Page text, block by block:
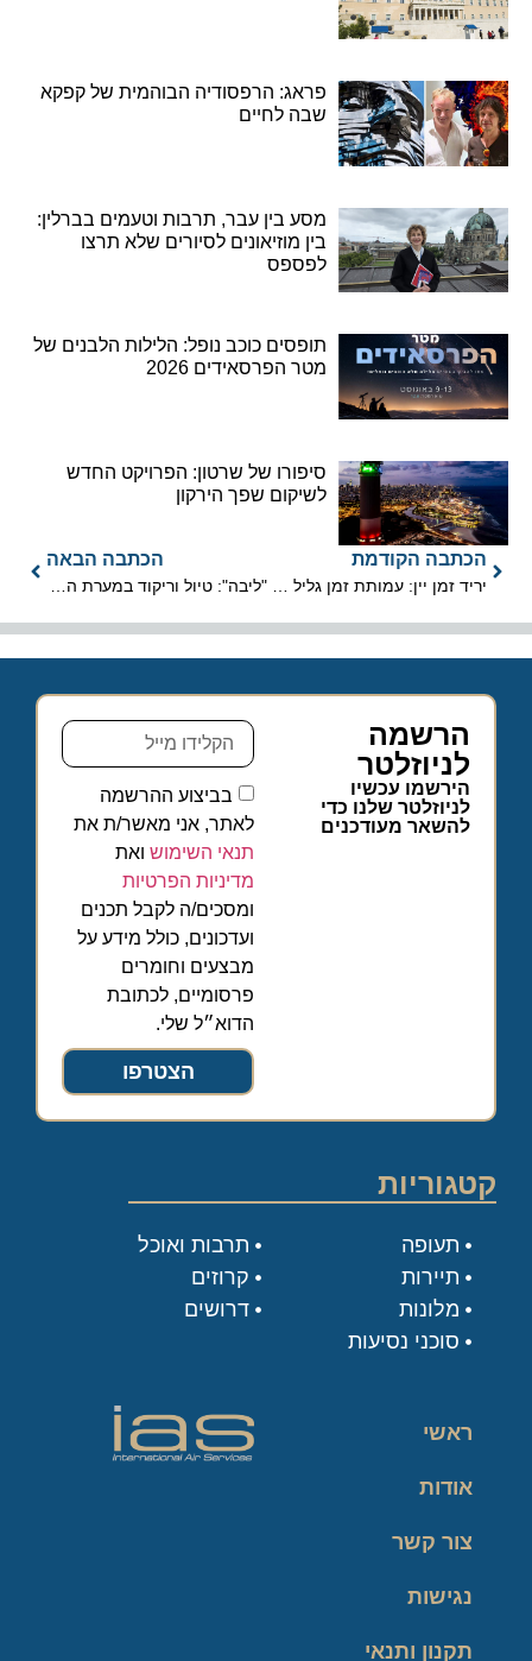
פראג: הרפסודיה הבוהמית של קפקא
שבה לחיים
מסע בין עבר, תרבות וטעמים בברלין:
בין מוזיאונים לסיורים שלא תרצו
לפספס
תופסים כוכב נופל: הלילות הלבנים של
מטר הפרסאידים 2026
סיפורו של שרטון: הפרויקט החדש
לשיקום שפך הירקון
הכתבה הקודמת הכתבה הבאה
הרשמה
לניוזלטר
הירשמו עכשיו
לניוזלטר שלנו כדי
להשאר מעודכנים
בביצוע ההרשמה
לאתר, אני מאשר/ת את
תנאי השימוש ואת
מדיניות הפרטיות
ומסכים/ה לקבל תכנים
ועדכונים, כולל מידע על
מבצעים וחומרים
פרסומיים, לכתובת
הדוא״ל שלי.
הצטרפו
קטגוריות
תעופה
תיירות
מלונות
סוכני נסיעות
תרבות ואוכל
קרוזים
דרושים
ראשי
אודות
צור קשר
נגישות
תקנון ותנאי